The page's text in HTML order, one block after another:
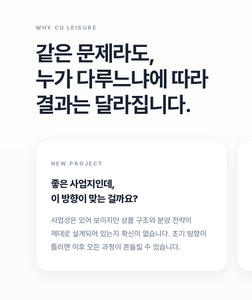
WHY CU LEISURE
같은 문제라도,
누가 다루느냐에 따라
결과는 달라집니다.
NEW PROJECT
좋은 사업지인데,
이 방향이 맞는 걸까요?
사업성은 있어 보이지만 상품 구조와 분양 전략이
제대로 설계되어 있는지 확신이 없습니다. 초기 방향이
틀리면 이후 모든 과정이 흔들릴 수 있습니다.